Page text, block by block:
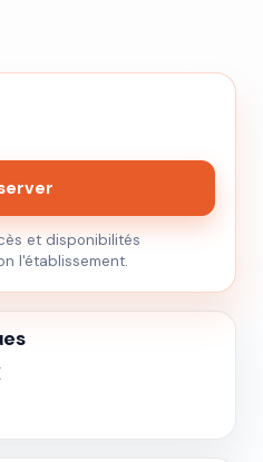
et disponibilités
l'établissement.